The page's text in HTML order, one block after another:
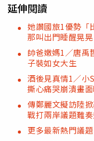
延伸閱讀
她讚國旅1優勢
那叫出門睡醒晃晃
帥爸嫩媽1／唐
子裝如女大生
酒後見真情1／小
撕心痛哭崩潰畫
傳鄭麗文擬訪陸
戰打兩岸議題難
更多最新熱門議